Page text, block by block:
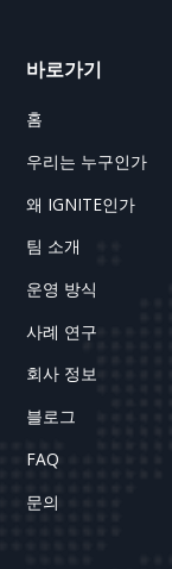
바로가기
홈
우리는 누구인가
왜 IGNITE인가
팀 소개
운영 방식
사례 연구
회사 정보
블로그
FAQ
문의